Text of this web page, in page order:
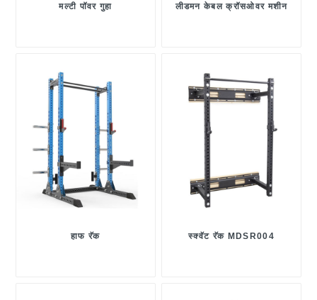
मल्टी पॉवर गुहा लीडमन केबल क्रॉसओवर मशीन
हाफ रॅक स्क्वॅट रॅक MDSR004